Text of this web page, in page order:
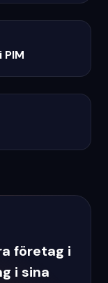
företag i
i sina